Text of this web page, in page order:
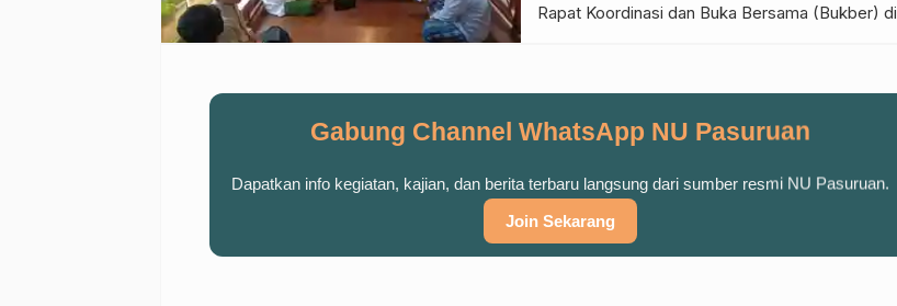
Rapat Koordinasi dan Buka Bersama (Bukber) di
Pasuruan Gus Yazid Tamim menjelaskan, tujuan
kegiatan untuk membahas, menetapkan, dan
persiapan program-program prioritas yang akan
Gabung Channel WhatsApp NU Pasuruan
Dapatkan info kegiatan, kajian, dan berita terbaru langsung dari sumber resmi NU Pasuruan.
Join Sekarang